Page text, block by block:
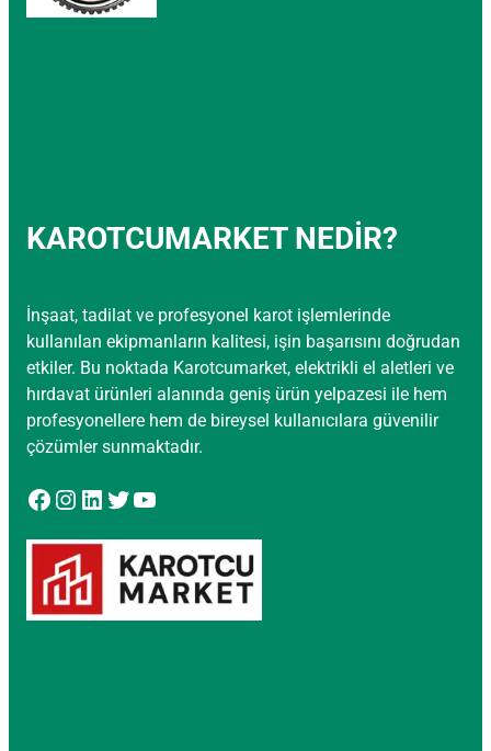
KAROTCUMARKET NEDİR?
İnşaat, tadilat ve profesyonel karot işlemlerinde
kullanılan ekipmanların kalitesi, işin başarısını doğrudan
etkiler. Bu noktada Karotcumarket, elektrikli el aletleri ve
hırdavat ürünleri alanında geniş ürün yelpazesi ile hem
profesyonellere hem de bireysel kullanıcılara güvenilir
çözümler sunmaktadır.
Facebook Instagram LinkedIn Twitter YouTube